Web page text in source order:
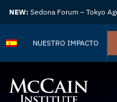
NEW: Sedona Forum – Tokyo
NUESTRO IMPACTO